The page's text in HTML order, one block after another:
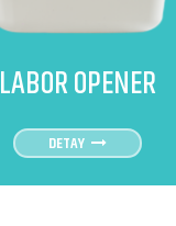
LABOR OPENER
DETAY